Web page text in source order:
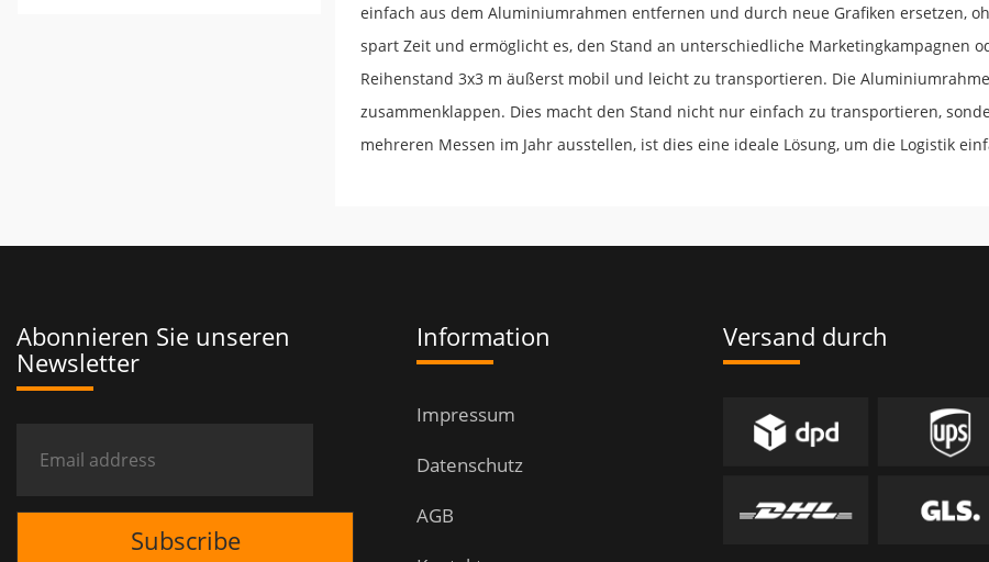
einfach aus dem Aluminiumrahmen entfernen und durch neue Grafiken ersetzen,
spart Zeit und ermöglicht es, den Stand an unterschiedliche Marketingkampagnen
Reihenstand 3x3 m äußerst mobil und leicht zu transportieren. Die
zusammenklappen. Dies macht den Stand nicht nur einfach zu transportieren,
mehreren Messen im Jahr ausstellen, ist dies eine ideale Lösung, um die Logistik
Abonnieren Sie unseren
Newsletter
Information
Impressum
Datenschutz
AGB
Versand durch